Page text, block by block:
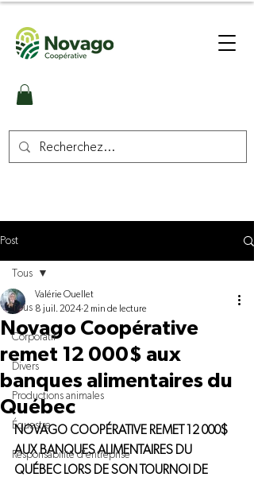
Post
Tous
Corporatif
Divers
Productions animales
Équestre
Responsabilité d'entreprise
Tous
Novago Coopérative
remet 12 000$ aux
banques alimentaires du
Québec
Valérie Ouellet
8 juil. 2024 2 min de lecture
NOVAGO COOPÉRATIVE REMET 12 000$
AUX BANQUES ALIMENTAIRES DU
QUÉBEC LORS DE SON TOURNOI DE